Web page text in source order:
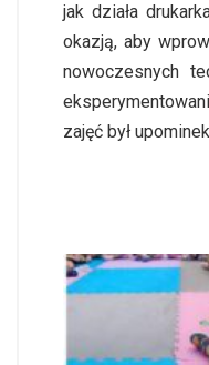
jak działa
okazją, aby
nowoczesnych
zajęć był